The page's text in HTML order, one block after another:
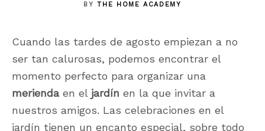
BYTHE HOME ACADEMY
Cuando las tardes de agosto empiezan a no
ser tan calurosas, podemos encontrar el
momento perfecto para organizar una
meriendaen el jardín en la que invitar a
nuestros amigos. Las celebraciones en el
jardín tienen un encanto especial, sobre todo